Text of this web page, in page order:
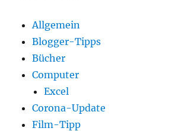
Allgemein
Blogger-Tipps
Bücher
Computer
Excel
Corona-Update
Film-Tipp